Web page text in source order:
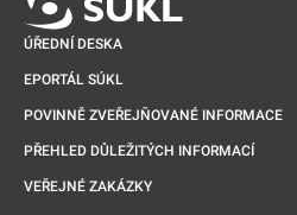
ÚŘEDNÍ DESKA
EPORTÁL SÚKL
POVINNĚ ZVEŘEJŇOVANÉ INFORMACE
PŘEHLED DŮLEŽITÝCH INFORMACÍ
VEŘEJNÉ ZAKÁZKY